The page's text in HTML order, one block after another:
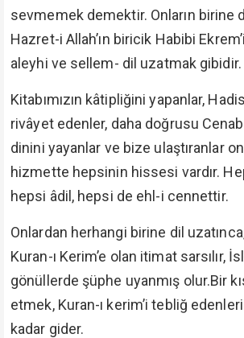
sevmemek demektir. Onların birine
Hazret-i Allah’ın biricik Habibi
aleyhi ve sellem- dil uzatmak gibidir.
Kitabımızın kâtipliğini yapanlar,
rivâyet edenler, daha doğrusu Cenab-
dinini yayanlar ve bize ulaştıranlar
hizmette hepsinin hissesi vardır.
hepsi âdil, hepsi de ehl-i cennettir.
Onlardan herhangi birine dil
Kuran-ı Kerim’e olan itimat sarsılır,
gönüllerde şüphe uyanmış olur.Bir
etmek, Kuran-ı kerim’i tebliğ
kadar gider.